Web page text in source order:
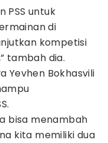
PSS untuk
di
kompetisi
tambah dia.
Yevhen Bokhasvili
bisa menambah
kita memiliki dua